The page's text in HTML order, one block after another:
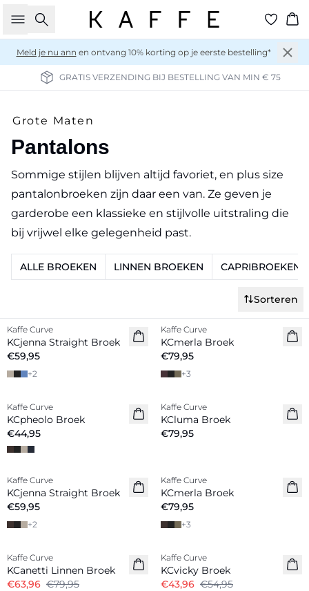
Zoeken
Meld je nu ann en ontvang 10% korting op je eerste bestelling*
GRATIS VERZENDING BIJ BESTELLING VAN MIN € 75
Pantalons
Grote Maten
Sommige stijlen blijven altijd favoriet, en plus size
pantalonbroeken zijn daar een van. Ze geven je
garderobe een klassieke en stijlvolle uitstraling die
bij vrijwel elke gelegenheid past.
ALLE BROEKEN LINNEN BROEKEN CAPRIBROEKEN
Sorteren
Kaffe Curve
KCjenna Straight Broek
€59,95
+2
Kaffe Curve
KCmerla Broek
€79,95
+3
Nieuw
Kaffe Curve
KCpheolo Broek
€44,95
Nieuw
Kaffe Curve
KCluma Broek
€79,95
Nieuw
Kaffe Curve
KCjenna Straight Broek
€59,95
+2
Nieuw
Kaffe Curve
KCmerla Broek
€79,95
+3
Linnenmix
Kaffe Curve
KCanetti Linnen Broek
€63,96 €79,95
Kaffe Curve
KCvicky Broek
€43,96 €54,95